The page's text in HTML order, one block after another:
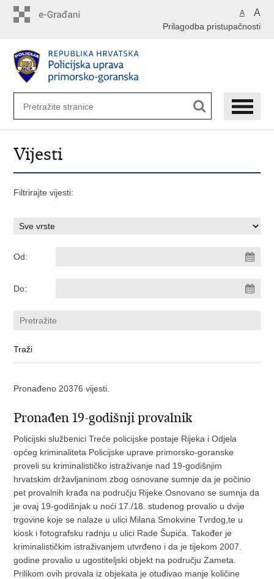
A A
Prilagodba pristupačnosti
Vijesti
Filtrirajte vijesti:
Od:
Do:
Pronađeno 20376 vijesti.
Pronađen 19-godišnji provalnik
Policijski službenici Treće policijske postaje Rijeka i Odjela
općeg kriminaliteta Policijske uprave primorsko-goranske
proveli su kriminalističko istraživanje nad 19-godišnjim
hrvatskim državljaninom zbog osnovane sumnje da je počinio
pet provalnih krađa na području Rijeke.Osnovano se sumnja da
je ovaj 19-godišnjak u noći 17./18. studenog provalio u dvije
trgovine koje se nalaze u ulici Milana Smokvine Tvrdog,te u
kiosk i fotografsku radnju u ulici Rade Šupića. Također je
kriminalističkim istraživanjem utvrđeno i da je tijekom 2007.
godine provalio u ugostiteljski objekt na području Zameta.
Prilikom ovih provala iz objekata je otuđivao manje količine